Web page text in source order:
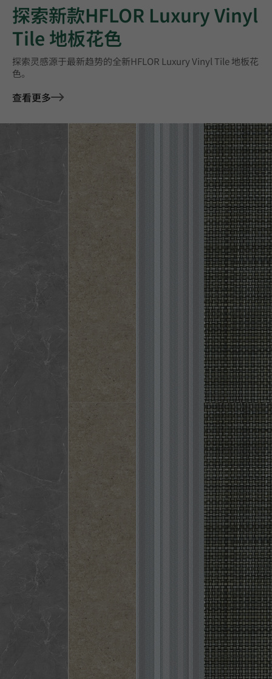
探索新款HFLOR Luxury Vinyl
Tile 地板花色
探索灵感源于最新趋势的全新HFLOR Luxury Vinyl Tile 地板花
色。
查看更多